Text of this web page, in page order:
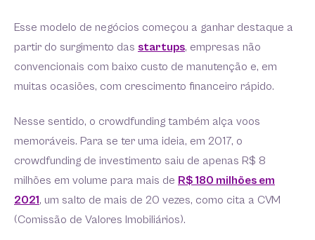
Esse modelo de negócios começou a ganhar destaque a
partir do surgimento das startups, empresas não
convencionais com baixo custo de manutenção e, em
muitas ocasiões, com crescimento financeiro rápido.
Nesse sentido, o crowdfunding também alça voos
memoráveis. Para se ter uma ideia, em 2017, o
crowdfunding de investimento saiu de apenas R$ 8
milhões em volume para mais de R$ 180 milhões em
2021, um salto de mais de 20 vezes, como cita a CVM
(Comissão de Valores Imobiliários).